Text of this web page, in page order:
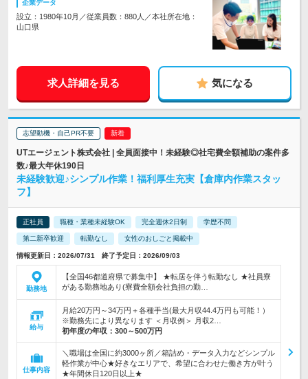
企業データ
設立：1980年10月／従業員数：880人／本社所在地：
山口県
求人詳細を見る 気になる
志望動機・自己PR不要
UTエージェント株式会社 | 全員面接中！未経験◎社宅費全額補助の案件多
数♪最大年休190日
未経験歓迎♪シンプル作業！福利厚生充実【倉庫内作業スタッ
フ】
正社員 職種・業種未経験OK 完全週休2日制 学歴不問
第二新卒歓迎 転勤なし 女性のおしごと掲載中
情報更新日：2026/07/31 終了予定日：2026/09/03
勤務地
【全国46都道府県で募集中】 ★転居を伴う転勤なし ★社員寮
がある勤務地あり(寮費全額会社負担の勤…
給与
月給20万円～34万円＋各種手当(最大月収44.4万円も可能！）
※勤務先により異なります ＜月収例＞ 月収2…
初年度の年収： 300～500万円
仕事内容
＼職場は全国に約3000ヶ所／箱詰め・データ入力などシンプル
軽作業が中心★好きなエリアで、希望に合わせた働き方が叶う
★年間休日120日以上★